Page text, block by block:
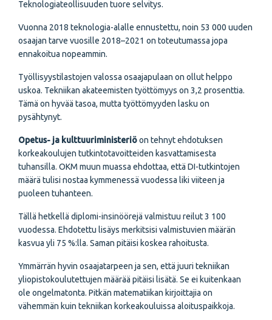
Teknologiateollisuuden tuore selvitys.
Vuonna 2018 teknologia-alalle ennustettu, noin 53 000 uuden
osaajan tarve vuosille 2018–2021 on toteutumassa jopa
ennakoitua nopeammin.
Työllisyystilastojen valossa osaajapulaan on ollut helppo
uskoa. Tekniikan akateemisten työttömyys on 3,2 prosenttia.
Tämä on hyvää tasoa, mutta työttömyyden lasku on
pysähtynyt.
Opetus- ja kulttuuriministeriöon tehnyt ehdotuksen
korkeakoulujen tutkintotavoitteiden kasvattamisesta
tuhansilla. OKM muun muassa ehdottaa, että DI-tutkintojen
määrä tulisi nostaa kymmenessä vuodessa liki viiteen ja
puoleen tuhanteen.
Tällä hetkellä diplomi-insinöörejä valmistuu reilut 3 100
vuodessa. Ehdotettu lisäys merkitsisi valmistuvien määrän
kasvua yli 75 %:lla. Saman pitäisi koskea rahoitusta.
Ymmärrän hyvin osaajatarpeen ja sen, että juuri tekniikan
yliopistokoulutettujen määrää pitäisi lisätä. Se ei kuitenkaan
ole ongelmatonta. Pitkän matematiikan kirjoittajia on
vähemmän kuin tekniikan korkeakouluissa aloituspaikkoja.